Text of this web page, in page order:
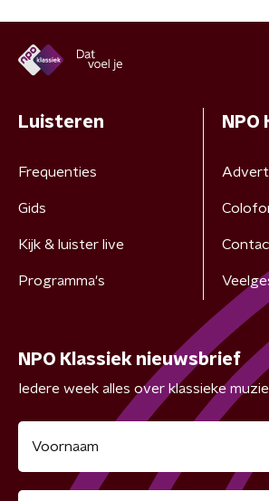
Luisteren
Frequenties
Gids
Kijk & luister live
Programma's
NPO
NPO Klassiek nieuwsbrief
Iedere week alles over klassieke